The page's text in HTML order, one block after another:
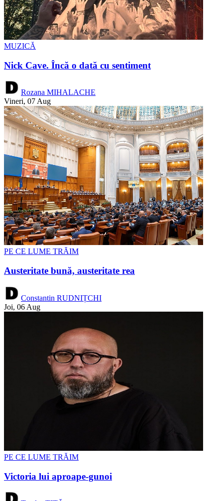
MUZICĂ
Nick Cave. Încă o dată cu sentiment
Rozana MIHALACHE
Vineri, 07 Aug
PE CE LUME TRĂIM
Austeritate bună, austeritate rea
Constantin RUDNIȚCHI
Joi, 06 Aug
PE CE LUME TRĂIM
Victoria lui aproape-gunoi